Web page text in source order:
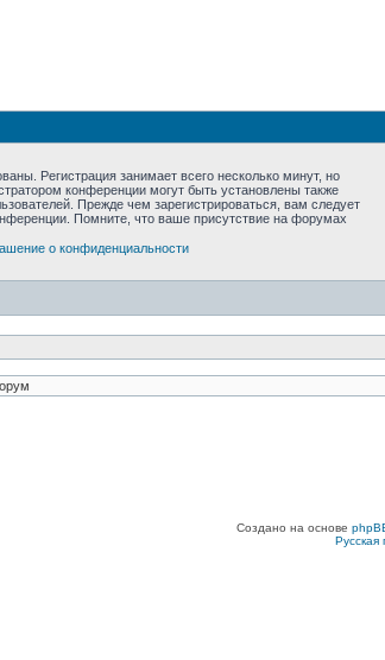
Регистрация занимает всего несколько минут, но
конференции могут быть установлены также
Прежде чем зарегистрироваться, вам следует
Помните, что ваше присутствие на форумах
о конфиденциальности
Создано на основе
Русская